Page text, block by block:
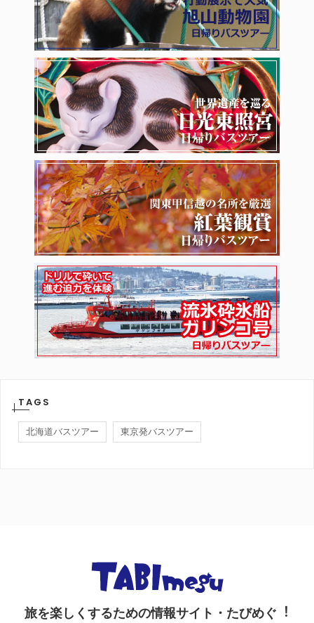
TAGS
北海道バスツアー 東京発バスツアー
旅を楽しくするための情報サイト・たびめぐ︕